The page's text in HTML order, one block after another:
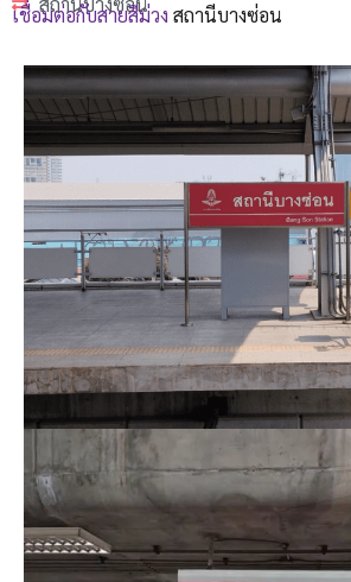
เชื่อมต่อกับสายสีม่วง สถานีบางซ่อน